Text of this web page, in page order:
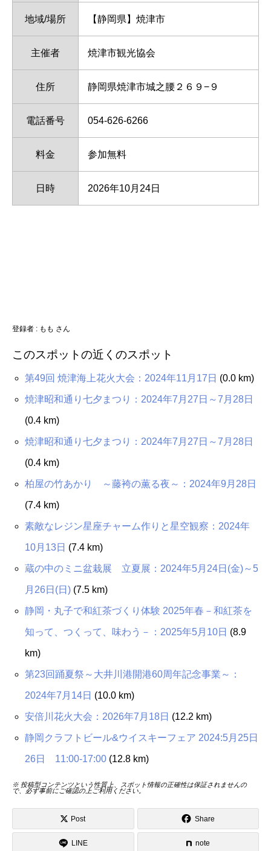
地域/場所 【静岡県】焼津市
主催者 焼津市観光協会
住所 静岡県焼津市城之腰２６９−９
電話番号 054-626-6266
料金 参加無料
日時 2026年10月24日
登録者 : もも さん
このスポットの近くのスポット
第49回 焼津海上花火大会：2024年11月17日 (0.0 km)
焼津昭和通り七夕まつり：2024年7月27日～7月28日
(0.4 km)
焼津昭和通り七夕まつり：2024年7月27日～7月28日
(0.4 km)
柏屋の竹あかり ～藤袴の薫る夜～：2024年9月28日
(7.4 km)
素敵なレジン星座チャーム作りと星空観察：2024年
10月13日 (7.4 km)
蔵の中のミニ盆栽展 立夏展：2024年5月24日(金)～5
月26日(日)(7.5 km)
静岡・丸子で和紅茶づくり体験 2025年春－和紅茶を
知って、つくって、味わう－：2025年5月10日 (8.9
km)
第23回踊夏祭～大井川港開港60周年記念事業～：
2024年7月14日 (10.0 km)
安倍川花火大会：2026年7月18日 (12.2 km)
静岡クラフトビール&ウイスキーフェア 2024:5月25日
26日 11:00-17:00(12.8 km)
※ 投稿型コンテンツという性質上、スポット情報の正確性は保証されませんの
で、必ず事前にご確認の上ご利用ください。
Post Share
LINE note